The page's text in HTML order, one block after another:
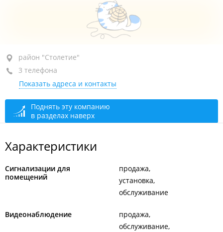
район "Столетие", ул. Волховская, 29
оф. 505
+7 902 505-45-25
+7 902 505-68-00 пульт охраны
+7 902 488-82-44
район "Столетие"
3 телефона
Показать адреса и контакты
Поднять эту компанию
в разделах наверх
Характеристики
Сигнализации для
помещений
продажа
установка
обслуживание
Видеонаблюдение
продажа
обслуживание